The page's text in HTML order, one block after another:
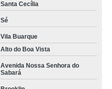
Santa Cecília
Sé
Vila Buarque
Alto do Boa Vista
Avenida Nossa Senhora do
Sabará